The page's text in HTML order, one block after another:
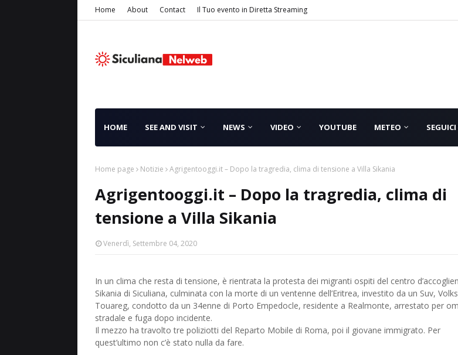
Home About Contact Il Tuo evento in Diretta Streaming
HOME SEE AND VISIT NEWS VIDEO YOUTUBE METEO
Home page Notizie Agrigentooggi.it – Dopo la tragredia, clima di tensione a Villa Sikania
Agrigentooggi.it – Dopo la tragredia, clima di
tensione a Villa Sikania
Venerdì, Settembre 04, 2020
In un clima che resta di tensione, è rientrata la protesta dei migranti ospiti del centro
Sikania di Siculiana, culminata con la morte di un ventenne dell’Eritrea, investito da un Suv,
Touareg, condotto da un 34enne di Porto Empedocle, residente a Realmonte, arrestato per
stradale e fuga dopo incidente.
Il mezzo ha travolto tre poliziotti del Reparto Mobile di Roma, poi il giovane immigrato. Per
quest’ultimo non c’è stato nulla da fare.